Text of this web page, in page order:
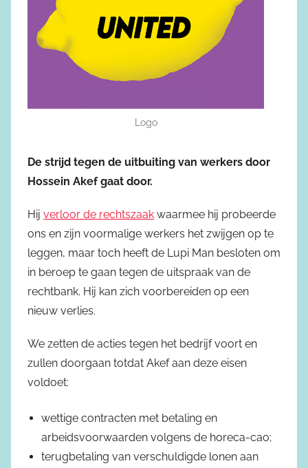
Logo
De strijd tegen de uitbuiting van werkers door
Hossein Akef gaat door.
Hij verloor de rechtszaak waarmee hij probeerde
ons en zijn voormalige werkers het zwijgen op te
leggen, maar toch heeft de Lupi Man besloten om
in beroep te gaan tegen de uitspraak van de
rechtbank. Hij kan zich voorbereiden op een
nieuw verlies.
We zetten de acties tegen het bedrijf voort en
zullen doorgaan totdat Akef aan deze eisen
voldoet:
wettige contracten met betaling en
arbeidsvoorwaarden volgens de horeca-cao;
terugbetaling van verschuldigde lonen aan